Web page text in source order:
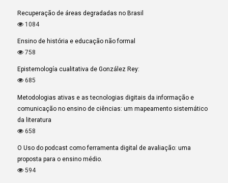
Recuperação de áreas degradadas no Brasil
1084
Ensino de história e educação não formal
758
Epistemología cualitativa de González Rey:
685
Metodologias ativas e as tecnologias digitais da informação e
comunicação no ensino de ciências: um mapeamento sistemático
da literatura
658
O Uso do podcast como ferramenta digital de avaliação: uma
proposta para o ensino médio.
594